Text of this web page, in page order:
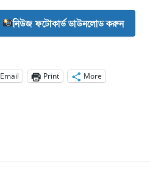
নিউজ ফটোকার্ড ডাউনলোড করুন
Email Print More